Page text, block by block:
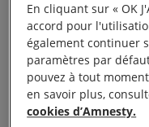
culture,
place, possibilité de
actions militantes
Contact :
En cliquant sur « OK
accord pour
également continuer
paramètres par
pouvez à tout
en savoir plus,
cookies d’Amnesty.